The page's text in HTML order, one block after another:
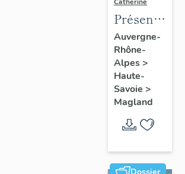
Présentation
de la
commune
de
Magland
Auvergne-
Rhône-
Alpes>
Haute-
Savoie >
Magland